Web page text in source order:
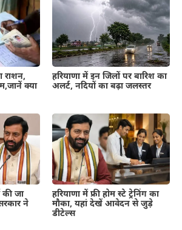
राशन,
क्या
हरियाणा में इन जिलों पर बारिश का
अलर्ट, नदियों का बढ़ा जलस्तर
की जा
ने
हरियाणा में फ्री होम स्टे ट्रेनिंग का
मौका, यहां देखें आवेदन से जुड़े
डीटेल्स